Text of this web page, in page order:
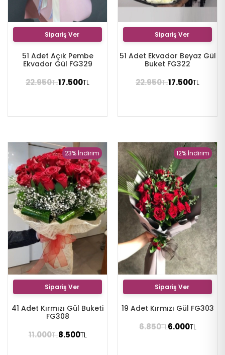
Sipariş Ver
51 Adet Açık Pembe
Ekvador Gül FG329
22.950TL17.500TL
Sipariş Ver
51 Adet Ekvador Beyaz Gül
Buket FG322
22.950TL17.500TL
23% İndirim
Sipariş Ver
41 Adet Kırmızı Gül Buketi
FG308
11.000TL8.500TL
12% İndirim
Sipariş Ver
19 Adet Kırmızı Gül FG303
6.850TL6.000TL